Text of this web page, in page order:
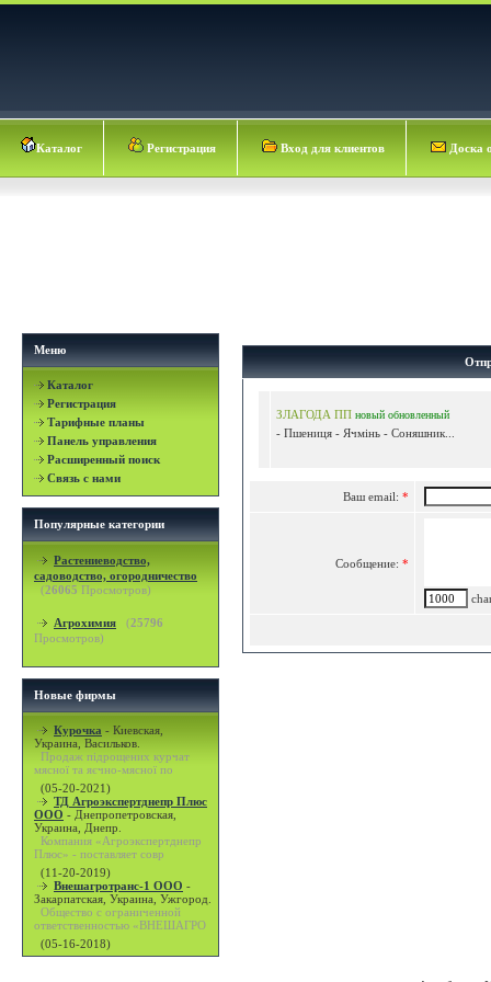
Каталог Регистрация Вход для клиентов Доска
Меню
Каталог
Регистрация
Тарифные планы
Панель управления
Расширенный поиск
Связь с нами
Популярные категории
Растениеводство,
садоводство, огородничество
(26065 Просмотров)
Агрохимия (25796
Просмотров)
Новые фирмы
Курочка - Киевская,
Украина, Васильков.
Продаж підрощених курчат
мясної та яєчно-мясної по
(05-20-2021)
ТД Агроэкспертднепр Плюс
ООО - Днепропетровская,
Украина, Днепр.
Компания «Агроэкспертднепр
Плюс» - поставляет совр
(11-20-2019)
Внешагротранс-1 ООО -
Закарпатская, Украина, Ужгород.
Общество с ограниченной
ответственностью «ВНЕШАГРО
(05-16-2018)
ЗЛАГОДА ПП новый обновленный
- Пшениця - Ячмінь - Соняшник...
Ваш email: *
Сообщение: *